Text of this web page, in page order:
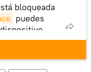
bloqueada
puedes